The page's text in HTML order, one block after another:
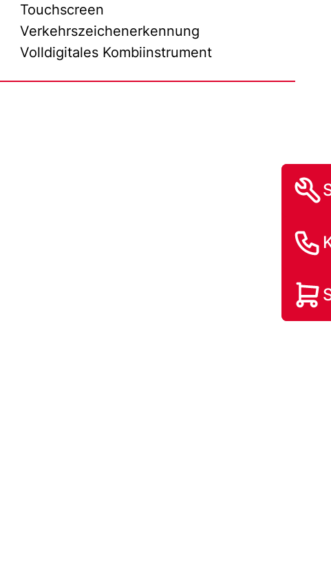
Touchscreen
Verkehrszeichenerkennung
Volldigitales Kombiinstrument